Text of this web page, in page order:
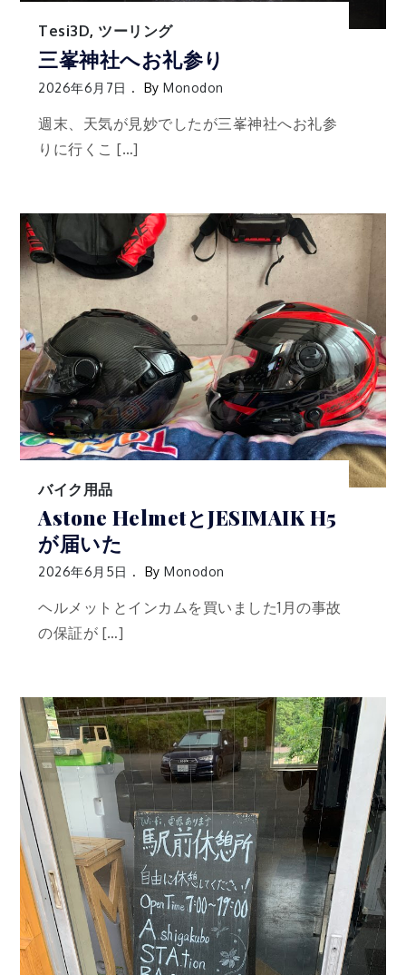
Tesi3D, ツーリング
三峯神社へお礼参り
2026年6月7日 ByMonodon
週末、天気が見妙でしたが三峯神社へお礼参
りに行くこ […]
バイク用品
Astone HelmetとJESIMAIK H5
が届いた
2026年6月5日 ByMonodon
ヘルメットとインカムを買いました1月の事故
の保証が […]